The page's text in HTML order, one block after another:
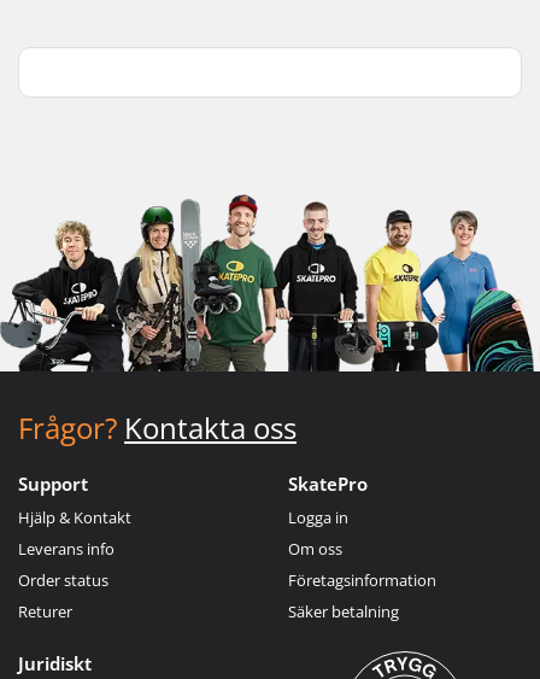
Frågor? Kontakta oss
Support
Hjälp & Kontakt
Leverans info
Order status
Returer
SkatePro
Logga in
Om oss
Företagsinformation
Säker betalning
Juridiskt